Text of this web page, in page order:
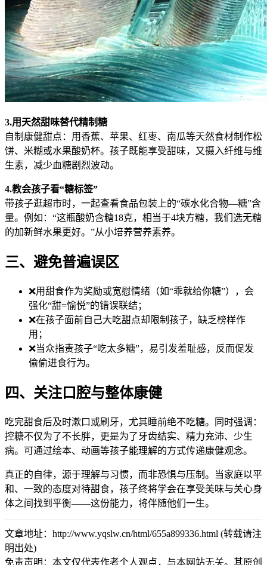
3.用天然甜味替代精制糖
自制康健甜点：用香蕉、苹果、红枣、南瓜等天然食材制作松
饼、米糊或水果酸奶杯。孩子既能享受甜味，又摄入纤维与维
生素，减少血糖剧烈波动。
4.教会孩子看“糖标签”
带孩子逛超市时，一起查看食品包装上的“碳水化合物—糖”含
量。例如：“这瓶酸奶含糖18克，相当于4块方糖，我们选无糖
的加新鲜水果更好。”从小培养营养素养。
三、避免普遍误区
❌用甜食作为奖励或宽慰情绪（如“乖就给你糖”），会
强化“甜=愉悦”的错误联结；
❌在孩子面前自己大吃甜点却限制孩子，缺乏榜样作
用；
❌当众指责孩子“吃太多糖”，易引发羞耻感，反而促发
偷偷进食行为。
四、关注口腔与整体康健
吃完甜食后及时漱口或刷牙，尤其睡前绝不吃糖。同时强调：
控糖不仅为了不长胖，更是为了牙齿结实、精力充沛、少生
病。可通过绘本、动画等孩子能理解的方式传递康健观念。
真正的自律，源于理解与习惯，而非恐惧与压制。当家庭以平
和、一致的态度对待甜食，孩子终将学会在享受美味与关心身
体之间找到平衡——这份能力，将伴随他们一生。
文章地址：http://www.yqslw.cn/html/655a899336.html (转载请注
明出处)
免责声明：本文仅代表作者个人观点，与本网站无关。其原创